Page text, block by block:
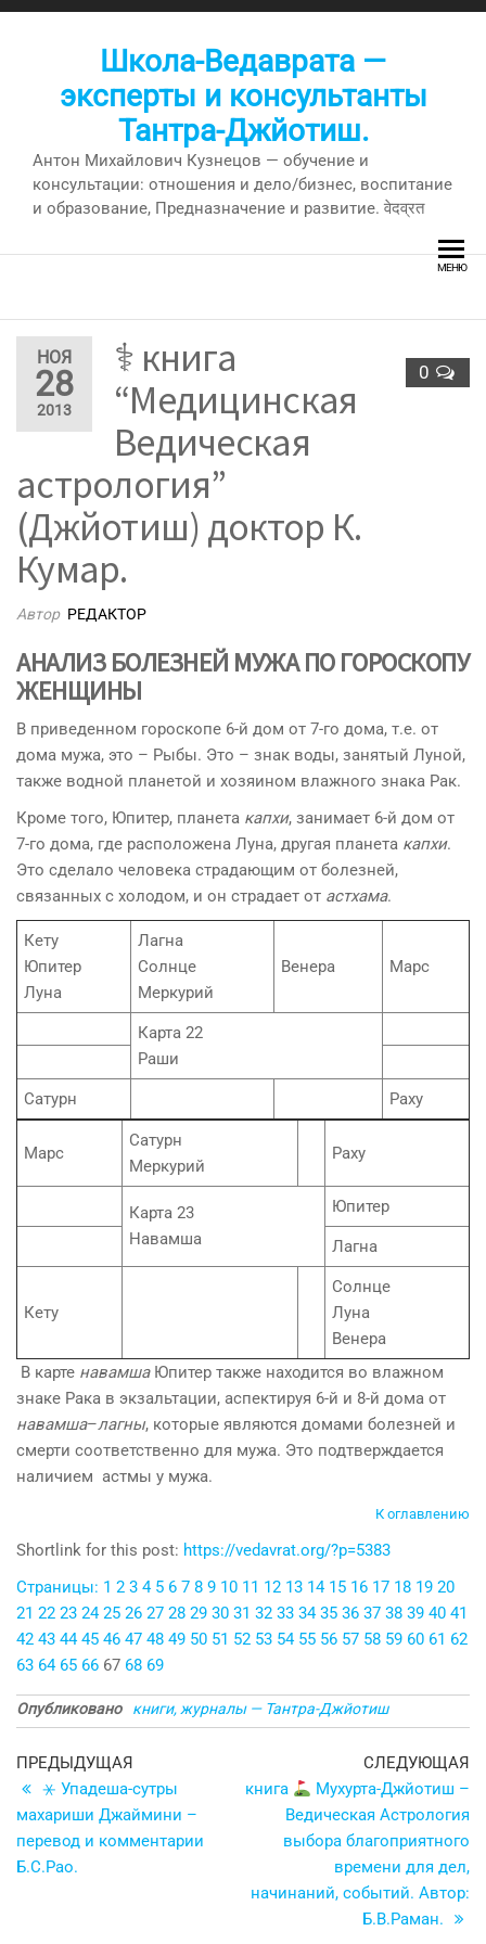
Перейти
Школа-Ведаврата —
эксперты и консультанты
Тантра-Джйотиш.
Антон Михайлович Кузнецов — обучение и
консультации: отношения и дело/бизнес, воспитание
и образование, Предназначение и развитие. वेदव्रत
МЕНЮ
НОЯ
28
2013
0
⚕ книга
“Медицинская
Ведическая
астрология”
(Джйотиш) доктор К.
Кумар.
Автор РЕДАКТОР
АНАЛИЗ БОЛЕЗНЕЙ МУЖА ПО ГОРОСКОПУ
ЖЕНЩИНЫ
В приведенном гороскопе 6-й дом от 7-го дома, т.е. от
дома мужа, это – Рыбы. Это – знак воды, занятый Луной,
также водной планетой и хозяином влажного знака Рак.
Кроме того, Юпитер, планета капхи, занимает 6-й дом от
7-го дома, где расположена Луна, другая планета капхи.
Это сделало человека страдающим от болезней,
связанных с холодом, и он страдает от астхама.
Кету
Юпитер
Луна
Лагна
Солнце
Меркурий
Венера Марс
Карта 22
Раши
Сатурн Раху
Марс
Сатурн
Меркурий
Раху
Карта 23
Навамша
Юпитер
Лагна
Кету
Солнце
Луна
Венера
В карте навамшаЮпитер также находится во влажном
знаке Рака в экзальтации, аспектируя 6-й и 8-й дома от
навамша–лагны, которые являются домами болезней и
смерти соответственно для мужа. Это подтверждается
наличием астмы у мужа.
К оглавлению
Shortlink for this post: https://vedavrat.org/?p=5383
Страницы: 1 2 3 4 5 6 7 8 9 10 11 12 13 14 15 16 17 18 19 20
21 22 23 24 25 26 27 28 29 30 31 32 33 34 35 36 37 38 39 40 41
42 43 44 45 46 47 48 49 50 51 52 53 54 55 56 57 58 59 60 61 62
63 64 65 66 67 68 69
Опубликовано книги, журналы — Тантра-Джйотиш
Навигация
по
записям
Предыдущая
запись
ПРЕДЫДУЩАЯ
⚹ Упадеша-сутры
махариши Джаймини –
перевод и комментарии
Б.С.Рао.
СЛЕДУЮЩАЯ
книга
Мухурта-Джйотиш –
Ведическая Астрология
выбора благоприятного
времени для дел,
начинаний, событий. Автор:
Б.В.Раман.